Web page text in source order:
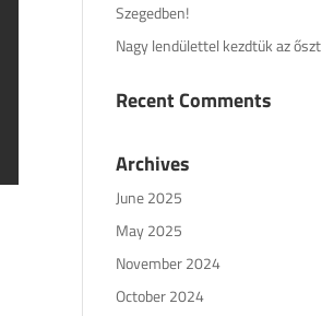
Szegedben!
Nagy lendülettel kezdtük az őszt
Recent Comments
Archives
June 2025
May 2025
November 2024
October 2024